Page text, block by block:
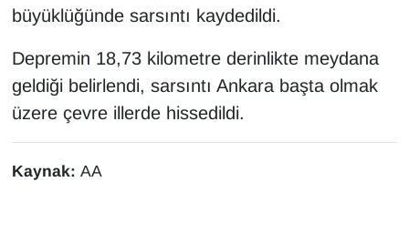
büyüklüğünde sarsıntı kaydedildi.
Depremin 18,73 kilometre derinlikte meydana
geldiği belirlendi, sarsıntı Ankara başta olmak
üzere çevre illerde hissedildi.
Kaynak: AA
İngilizce
Kadın
Kamu Alımları